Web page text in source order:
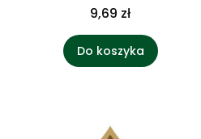
9,69 zł
Do koszyka